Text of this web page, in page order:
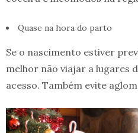
Quase na hora do parto
Se o nascimento estiver
melhor não viajar a lugares
acesso. Também evite